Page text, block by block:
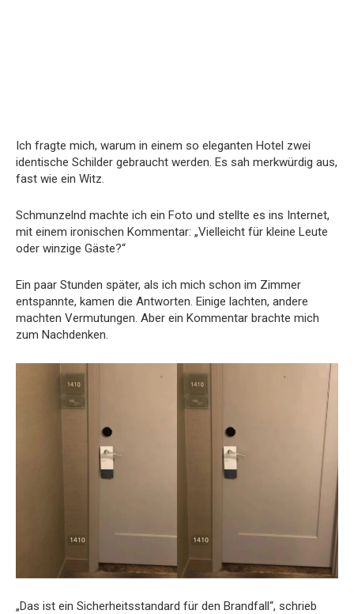
Ich fragte mich, warum in einem so eleganten Hotel zwei
identische Schilder gebraucht werden. Es sah merkwürdig aus,
fast wie ein Witz.
Schmunzelnd machte ich ein Foto und stellte es ins Internet,
mit einem ironischen Kommentar: „Vielleicht für kleine Leute
oder winzige Gäste?“
Ein paar Stunden später, als ich mich schon im Zimmer
entspannte, kamen die Antworten. Einige lachten, andere
machten Vermutungen. Aber ein Kommentar brachte mich
zum Nachdenken.
„Das ist ein Sicherheitsstandard für den Brandfall“, schrieb